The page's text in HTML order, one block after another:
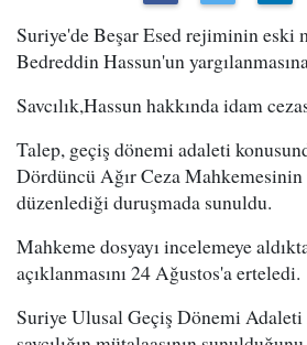
Suriye'de Beşar Esed rejiminin eski
Bedreddin Hassun'un
Savcılık,Hassun hakkında idam
Talep, geçiş dönemi adaleti
Dördüncü Ağır Ceza Mahkemesinin
düzenlediği duruşmada sunuldu.
Mahkeme dosyayı incelemeye
açıklanmasını 24 Ağustos'a erteledi.
Suriye Ulusal Geçiş Dönemi